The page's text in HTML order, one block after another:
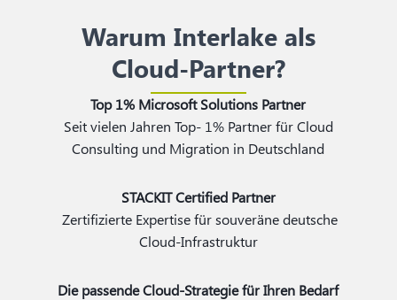
Warum Interlake als
Cloud-Partner?
Top 1% Microsoft Solutions Partner
Seit vielen Jahren Top- 1% Partner für Cloud
Consulting und Migration in Deutschland
STACKIT Certified Partner
Zertifizierte Expertise für souveräne deutsche
Cloud-Infrastruktur
Die passende Cloud-Strategie für Ihren Bedarf